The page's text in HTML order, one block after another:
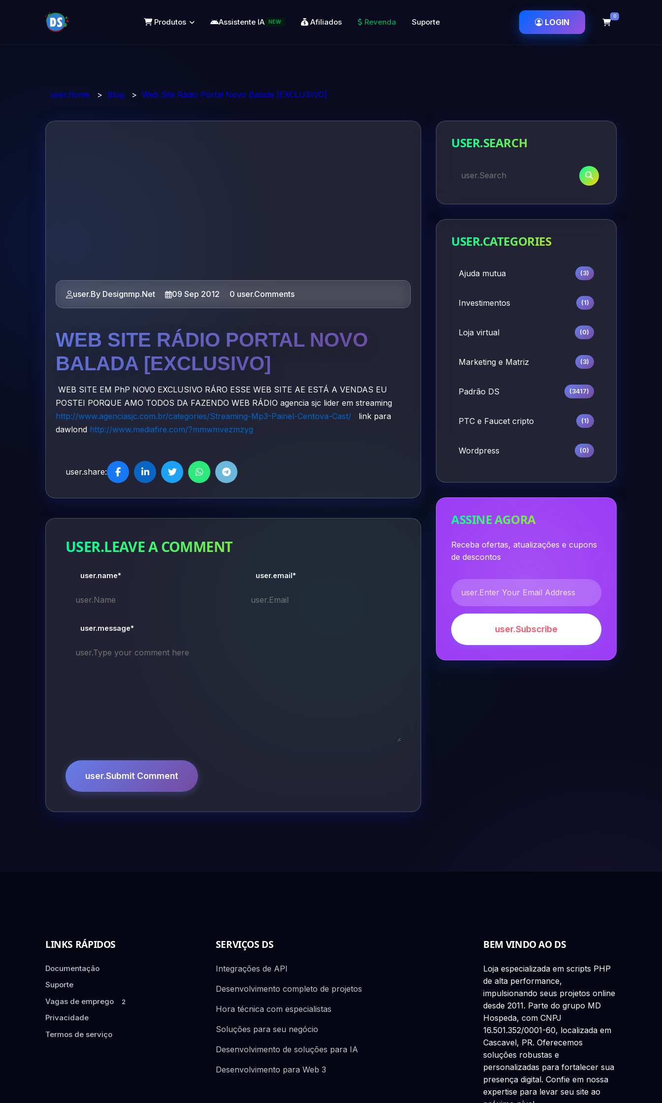
Produtos Assistente IA NEW Afiliados Revenda Suporte LOGIN
0
user.home > Blog > Web Site Rádio Portal Novo Balada [EXCLUSIVO]
user.By Designmp.Net 09 Sep 2012 0 user.Comments
WEB SITE RÁDIO PORTAL NOVO
BALADA [EXCLUSIVO]
WEB SITE EM PhP NOVO EXCLUSIVO RÁRO ESSE WEB SITE AE ESTÁ A VENDAS EU
POSTEI PORQUE AMO TODOS DA FAZENDO WEB RÁDIO agencia sjc lider em streaming
http://www.agenciasjc.com.br/categories/Streaming-Mp3-Painel-Centova-Cast/ link para
dawlond http://www.mediafire.com/?mmwmvezmzyg
user.share:
USER.LEAVE A COMMENT
user.name* user.email*
user.message*
user.Submit Comment
USER.SEARCH
USER.CATEGORIES
Ajuda mutua (3)
Investimentos (1)
Loja virtual (0)
Marketing e Matriz (3)
Padrão DS (3417)
PTC e Faucet cripto (1)
Wordpress (0)
ASSINE AGORA
Receba ofertas, atualizações e cupons
de descontos
user.Subscribe
LINKS RÁPIDOS
Documentação
Suporte
Vagas de emprego
2
Privacidade
Termos de serviço
SERVIÇOS DS
Integrações de API
Desenvolvimento completo de projetos
Hora técnica com especialistas
Soluções para seu negócio
Desenvolvimento de soluções para IA
Desenvolvimento para Web 3
BEM VINDO AO DS
Loja especializada em scripts PHP
de alta performance,
impulsionando seus projetos online
desde 2011. Parte do grupo MD
Hospeda, com CNPJ
16.501.352/0001-60, localizada em
Cascavel, PR. Oferecemos
soluções robustas e
personalizadas para fortalecer sua
presença digital. Confie em nossa
expertise para levar seu site ao